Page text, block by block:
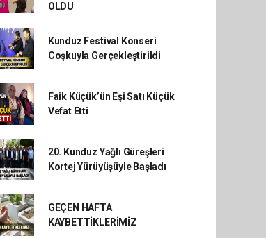
OLDU
Kunduz Festival Konseri
Coşkuyla Gerçekleştirildi
Faik Küçük’ün Eşi Satı Küçük
Vefat Etti
20. Kunduz Yağlı Güreşleri
Kortej Yürüyüşüyle Başladı
GEÇEN HAFTA
KAYBETTİKLERİMİZ